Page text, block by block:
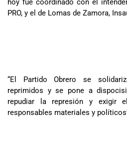
PRO, y el de Lomas de Zamora,
“El Partido Obrero se
reprimidos y se pone a
repudiar la represión y exigir
responsables materiales y